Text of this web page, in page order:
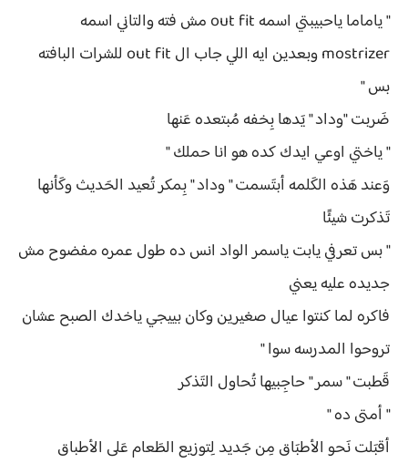
" ياماما ياحبيبتي اسمه out fit مش فته والتاني اسمه
mostrizer وبعدين ايه اللي جاب ال out fit للشرات البافته
بس "
ضَربت "وداد " يَدها بِخفه مُبتعده عَنها
" ياختي اوعي ايدك كده هو انا حملك "
وَعند هَذه الكَلمه أبتَسمت " وداد " بِمكر تُعيد الحَديث وكَأنها
تَذكرت شيئًا
" بس تعرفي يابت ياسمر الواد انس ده طول عمره مفضوح مش
جديده عليه يعني
فاكره لما كنتوا عيال صغيرين وكان بييجي ياخدك الصبح عشان
تروحوا المدرسه سوا "
قَطبت " سمر " حاجِبيها تُحاول التَذكر
" أمتى ده "
أقبَلت نَحو الأطبَاق مِن جَديد لِتوزيع الطَعام عَلى الأطباق